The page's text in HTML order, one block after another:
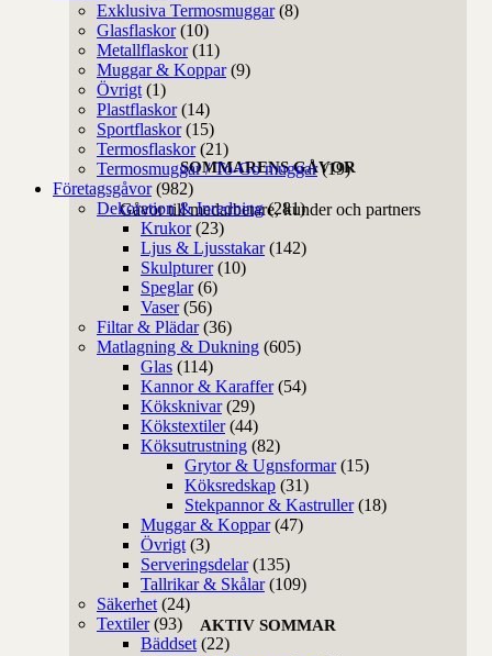
SOMMARENS GÅVOR
Gåvor till medarbetare, kunder och partners
AKTIV SOMMAR
Exklusiva Termosmuggar (8)
Glasflaskor (10)
Metallflaskor (11)
Muggar & Koppar (9)
Övrigt (1)
Plastflaskor (14)
Sportflaskor (15)
Termosflaskor (21)
Termosmuggar / To-Go muggar (19)
Företagsgåvor (982)
Dekoration & Inredning (281)
Krukor (23)
Ljus & Ljusstakar (142)
Skulpturer (10)
Speglar (6)
Vaser (56)
Filtar & Plädar (36)
Matlagning & Dukning (605)
Glas (114)
Kannor & Karaffer (54)
Köksknivar (29)
Kökstextiler (44)
Köksutrustning (82)
Grytor & Ugnsformar (15)
Köksredskap (31)
Stekpannor & Kastruller (18)
Muggar & Koppar (47)
Övrigt (3)
Serveringsdelar (135)
Tallrikar & Skålar (109)
Säkerhet (24)
Textiler (93)
Bäddset (22)